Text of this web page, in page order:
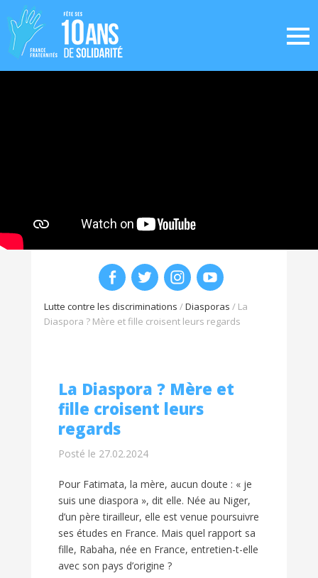
Lutte contre les discriminations /Diasporas / La
Diaspora ? Mère et fille croisent leurs regards
La Diaspora ? Mère et
fille croisent leurs
regards
Posté le 27.02.2024
Pour Fatimata, la mère, aucun doute : « je
suis une diaspora », dit elle. Née au Niger,
d’un père tirailleur, elle est venue poursuivre
ses études en France. Mais quel rapport sa
fille, Rabaha, née en France, entretien-t-elle
avec son pays d’origine ?